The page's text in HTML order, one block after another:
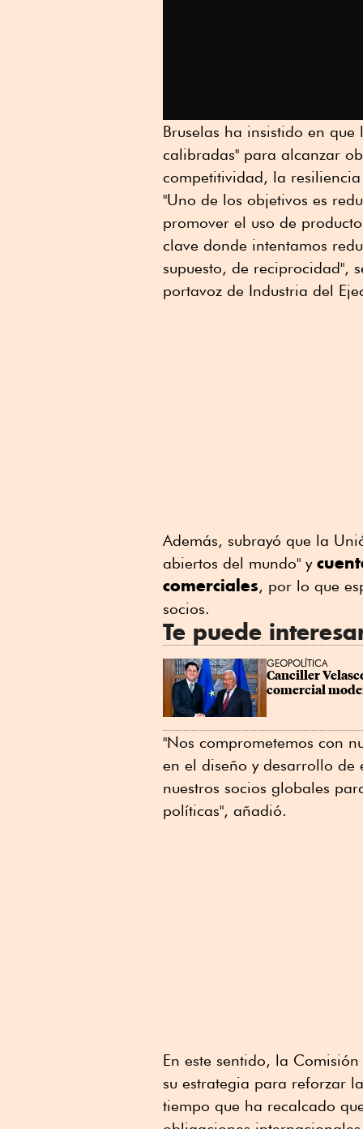
Bruselas ha insistido en que
calibradas" para alcanzar
competitividad, la
"Uno de los objetivos es
promover el uso de
clave donde intentamos
supuesto, de reciprocidad",
portavoz de Industria del
Además, subrayó que la
abiertos del mundo" y
comerciales, por lo que
socios.
Te puede
GEOPOLÍTICA
Canciller
comercial
"Nos comprometemos con
en el diseño y desarrollo de
nuestros socios globales
políticas", añadió.
En este sentido, la
su estrategia para reforzar
tiempo que ha recalcado